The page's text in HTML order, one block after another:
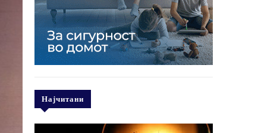
Најчитани